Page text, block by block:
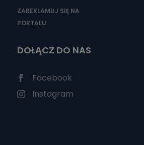
ZAREKLAMUJ SIĘ NA
PORTALU
DOŁĄCZ DO NAS
Facebook
Instagram